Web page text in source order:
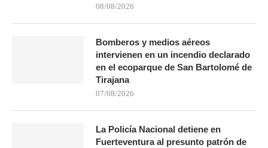
08/08/2026
Bomberos y medios aéreos
intervienen en un incendio declarado
en el ecoparque de San Bartolomé de
Tirajana
07/08/2026
La Policía Nacional detiene en
Fuerteventura al presunto patrón de